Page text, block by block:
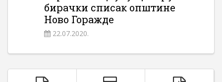
бирачки списак општине
Ново Горажде
22.07.2020.